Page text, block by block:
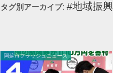
タグ別アーカイブ: #地域振興
阿蘇市フラッシュニュース